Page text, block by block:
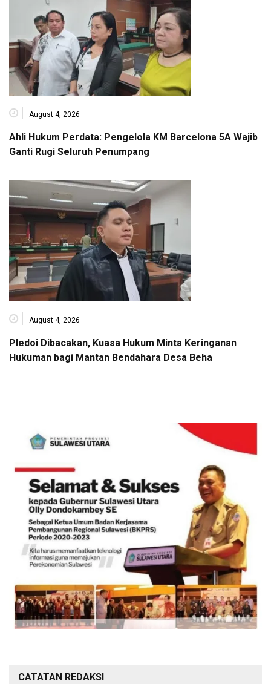
August 4, 2026
Ahli Hukum Perdata: Pengelola KM Barcelona 5A Wajib
Ganti Rugi Seluruh Penumpang
August 4, 2026
Pledoi Dibacakan, Kuasa Hukum Minta Keringanan
Hukuman bagi Mantan Bendahara Desa Beha
CATATAN REDAKSI